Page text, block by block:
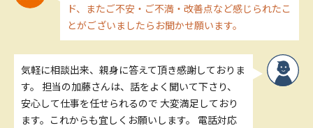
ド、またご不安・ご不満・改善点など感じられたこ
とがございましたらお聞かせ願います。
気軽に相談出来、親身に答えて頂き感謝しておりま
す。 担当の加藤さんは、話をよく聞いて下さり、
安心して仕事を任せられるので 大変満足しており
ます。これからも宜しくお願いします。 電話対応